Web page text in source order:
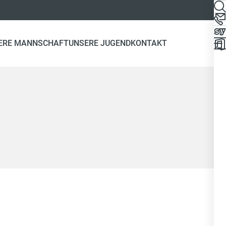
MANNSCHAFTUNSERE JUGENDKONTAKT